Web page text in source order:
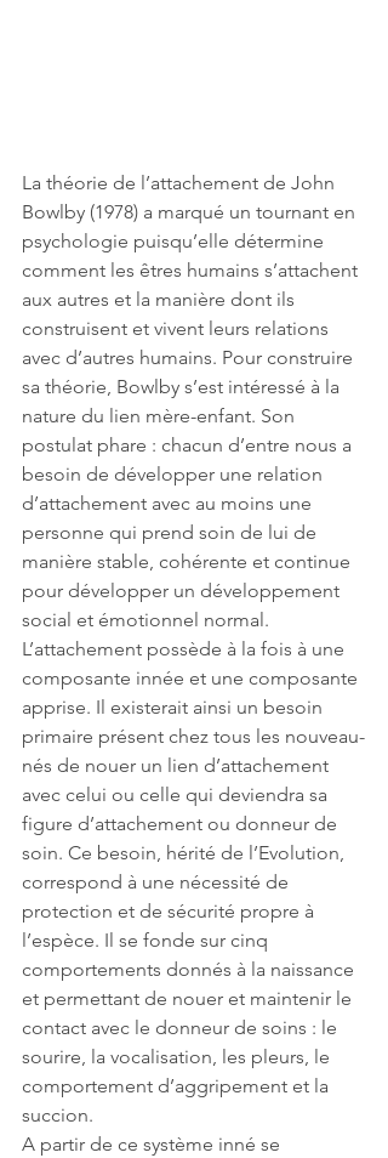
La théorie de l’attachement de John
Bowlby (1978) a marqué un tournant en
psychologie puisqu’elle détermine
comment les êtres humains s’attachent
aux autres et la manière dont ils
construisent et vivent leurs relations
avec d’autres humains. Pour construire
sa théorie, Bowlby s’est intéressé à la
nature du lien mère-enfant. Son
postulat phare : chacun d’entre nous a
besoin de développer une relation
d’attachement avec au moins une
personne qui prend soin de lui de
manière stable, cohérente et continue
pour développer un développement
social et émotionnel normal.
L’attachement possède à la fois à une
composante innée et une composante
apprise. Il existerait ainsi un besoin
primaire présent chez tous les nouveau-
nés de nouer un lien d’attachement
avec celui ou celle qui deviendra sa
figure d’attachement ou donneur de
soin. Ce besoin, hérité de l’Evolution,
correspond à une nécessité de
protection et de sécurité propre à
l’espèce. Il se fonde sur cinq
comportements donnés à la naissance
et permettant de nouer et maintenir le
contact avec le donneur de soins : le
sourire, la vocalisation, les pleurs, le
comportement d’aggripement et la
succion.
A partir de ce système inné se